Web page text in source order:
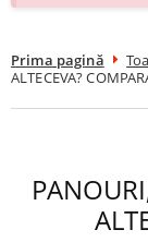
Prima pagină
ALTECEVA?